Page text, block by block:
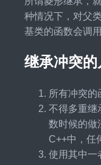
种情况下，对父
基类的函数会调
继承冲突
所有冲突的
不得多重继
数时候的
C++中，任
使用其中一